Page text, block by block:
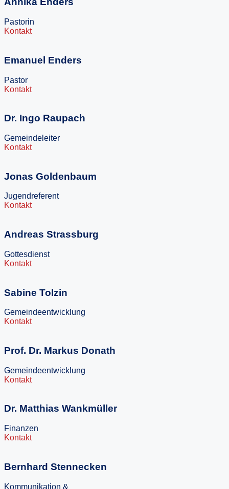
Pastorin
Kontakt
Emanuel Enders
Pastor
Kontakt
Dr. Ingo Raupach
Gemeindeleiter
Kontakt
Jonas Goldenbaum
Jugendreferent
Kontakt
Andreas Strassburg
Gottesdienst
Kontakt
Sabine Tolzin
Gemeindeentwicklung
Kontakt
Prof. Dr. Markus Donath
Gemeindeentwicklung
Kontakt
Dr. Matthias Wankmüller
Finanzen
Kontakt
Bernhard Stennecken
Kommunikation &